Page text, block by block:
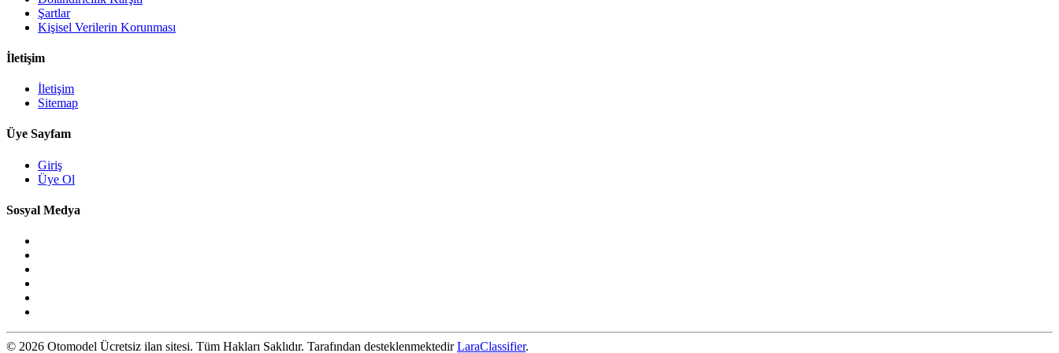
Şartlar
Kişisel Verilerin Korunması
İletişim
İletişim
Sitemap
Üye Sayfam
Giriş
Üye Ol
Sosyal Medya
© 2026 Otomodel Ücretsiz ilan sitesi. Tüm Hakları Saklıdır. Tarafından desteklenmektedirLaraClassifier.